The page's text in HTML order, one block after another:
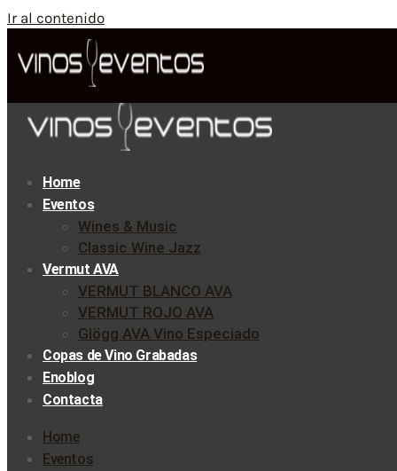
Ir al contenido
Home
Eventos
Wines & Music
Classic Wine Jazz
Vermut AVA
VERMUT BLANCO AVA
VERMUT ROJO AVA
Glögg AVA Vino Especiado
Copas de Vino Grabadas
Enoblog
Contacta
Home
Eventos